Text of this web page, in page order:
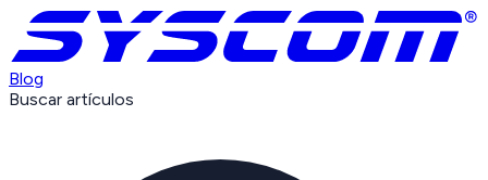
Blog
Buscar artículos